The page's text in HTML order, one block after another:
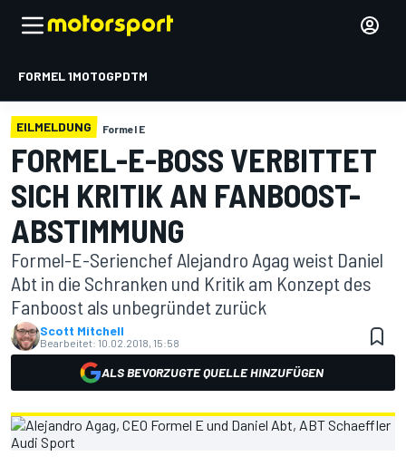
FORMEL 1MOTOGPDTM
EILMELDUNG Formel E
FORMEL-E-BOSS VERBITTET
SICH KRITIK AN FANBOOST-
ABSTIMMUNG
Formel-E-Serienchef Alejandro Agag weist Daniel
Abt in die Schranken und Kritik am Konzept des
Fanboost als unbegründet zurück
Scott Mitchell
Bearbeitet: 10.02.2018, 15:58
ALS BEVORZUGTE QUELLE HINZUFÜGEN